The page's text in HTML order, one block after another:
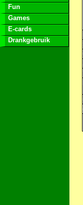
Fun
Games
E-cards
Drankgebruik